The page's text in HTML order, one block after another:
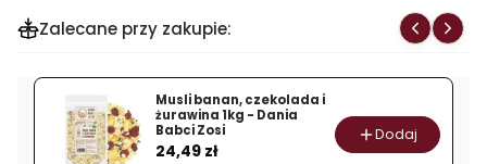
Dania
Babci
Zalecane przy zakupie:
Musli banan, czekolada i
żurawina 1kg - Dania
Babci Zosi
Cena
24,49 zł
Dodaj